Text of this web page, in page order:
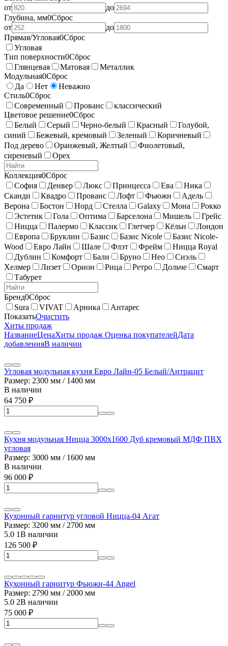
от
до
Глубина, мм0Сброс
от
до
Прямая/Угловая0Сброс
Угловая
Тип поверхности0Сброс
Глянцевая
Матовая
Металлик
Модульная0Сброс
Да
Нет
Неважно
Стиль0Сброс
Современный
Прованс
классический
Цветовое решение0Сброс
Белый
Серый Черно-белый Красный
Голубой,
синий
Бежевый, кремовый Зеленый
Коричневый
Под дерево
Оранжевый, Желтый
Фиолетовый,
сиреневый
Орех
Коллекция0Сброс
София
Денвер Люкс Принцесса Ева
Ника
Сканди
Квадро Прованс Лофт Фьюжн
Адель
Верона
Бостон Норд Стелла Galaxy Мона
Рокко
Эстетик
Гола Оптима Барселона Мишель
Грейс
Ницца
Палермо Классик Глетчер Кёльн
Лондон
Европа
Бруклин Базис Базис Nicole
Базис Nicole-
Wood
Евро Лайн Шале Флэт Фрейм
Ницца Royal
Дублин
Комфорт Бали Бруно Нео
Сиэль
Хелмер
Лизет Орион Рица Ретро Дольче
Смарт
Табурет
Бренд0Сброс
Sura
VIVAT Арника
Антарес
ПоказатьОчистить
Хиты продаж
НазваниеЦенаХиты продаж Оценка покупателейДата
добавленияВ наличии
Угловая модульная кухня Евро Лайн-05 Белый/Антрацит
Размер: 2300 мм / 1400 мм
В наличии
64 750 ₽
Кухня модульная Ницца 3000х1600 Дуб кремовый МДФ ПВХ
угловая
Размер: 3000 мм / 1600 мм
В наличии
96 000 ₽
Кухонный гарнитур угловой Ницца-04 Агат
Размер: 3200 мм / 2700 мм
5.0 1В наличии
126 500 ₽
Кухонный гарнитур Фьюжн-44 Angel
Размер: 2790 мм / 2000 мм
5.0 2В наличии
75 000 ₽